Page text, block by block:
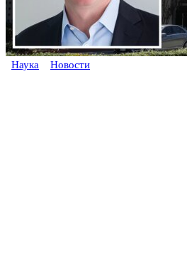
Наука Новости